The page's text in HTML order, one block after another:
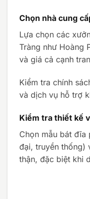
Chọn nhà cung
Lựa chọn các
Tràng như Hoàng
và giá cả cạnh
Kiểm tra chính
và dịch vụ hỗ trợ
Kiểm tra thiết kế
Chọn mẫu bát đĩa
đại, truyền thống)
thận, đặc biệt khi